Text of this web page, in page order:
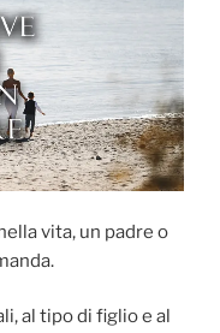
vita, un padre o
al tipo di figlio e al